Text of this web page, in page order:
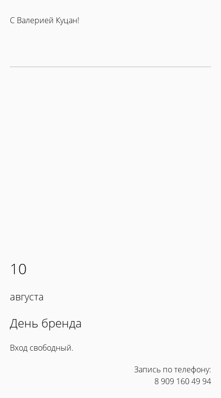
С Валерией Куцан!
10
августа
День бренда
Вход свободный.
Запись по телефону:
8 909 160 49 94